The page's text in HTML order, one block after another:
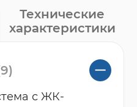
Технические
характеристики
с ЖК-